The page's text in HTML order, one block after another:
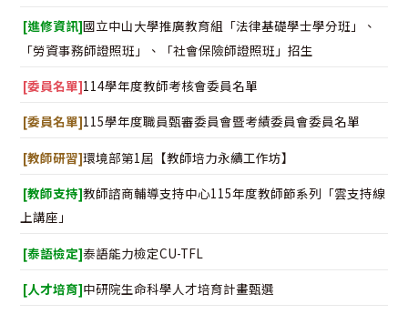
[進修資訊]國立中山大學推廣教育組「法律基礎學士學分班」、
「勞資事務師證照班」、「社會保險師證照班」招生
[委員名單]114學年度教師考核會委員名單
[委員名單]115學年度職員甄審委員會暨考績委員會委員名單
[教師研習]環境部第1屆【教師培力永續工作坊】
[教師支持]教師諮商輔導支持中心115年度教師節系列「雲支持線
上講座」
[泰語檢定]泰語能力檢定CU-TFL
[人才培育]中研院生命科學人才培育計畫甄選